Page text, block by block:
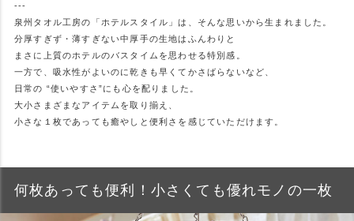
---
泉州タオル工房の「ホテルスタイル」は、そんな思いから生まれました。
分厚すぎず・薄すぎない中厚手の生地はふんわりと
まさに上質のホテルのバスタイムを思わせる特別感。
一方で、吸水性がよいのに乾きも早くてかさばらないなど、
日常の “使いやすさ”にも心を配りました。
大小さまざまなアイテムを取り揃え、
小さな１枚であっても癒やしと便利さを感じていただけます。
何枚あっても便利！小さくても優れモノの一枚